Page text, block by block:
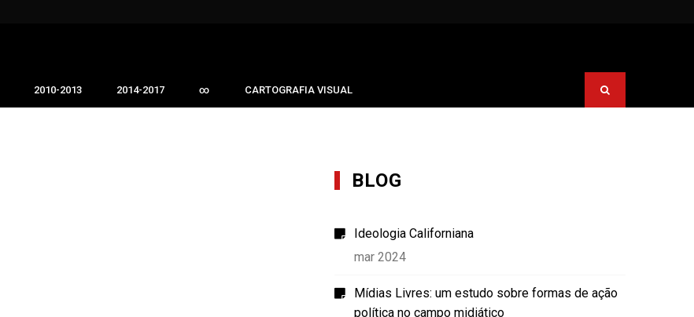
2010-2013 2014-2017 ∞ CARTOGRAFIA VISUAL
BLOG
Ideologia Californiana
mar 2024
Mídias Livres: um estudo sobre formas de ação
política no campo midiático